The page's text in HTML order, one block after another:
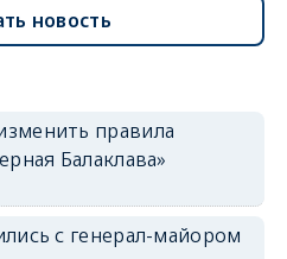
новость
правила
Балаклава»
с генерал-майором